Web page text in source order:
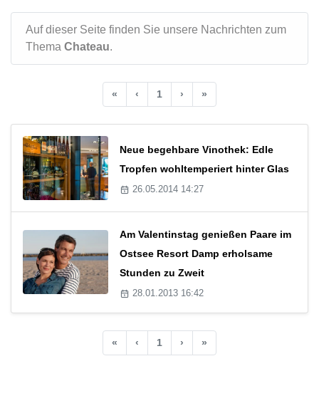
Auf dieser Seite finden Sie unsere Nachrichten zum
Thema Chateau.
« ‹ 1 › »
Neue begehbare Vinothek: Edle
Tropfen wohltemperiert hinter Glas
26.05.2014 14:27
Am Valentinstag genießen Paare im
Ostsee Resort Damp erholsame
Stunden zu Zweit
28.01.2013 16:42
« ‹ 1 › »